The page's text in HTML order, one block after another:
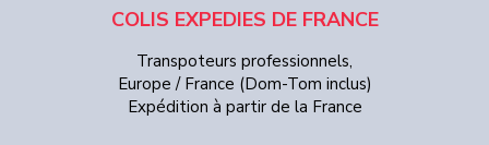
COLIS EXPEDIES DE FRANCE
Transpoteurs professionnels,
Europe / France (Dom-Tom inclus)
Expédition à partir de la France